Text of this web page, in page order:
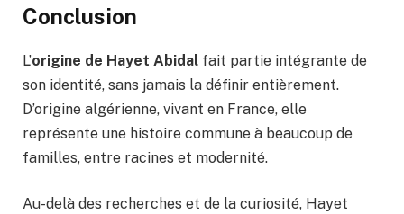
Conclusion
L’origine de Hayet Abidal fait partie intégrante de
son identité, sans jamais la définir entièrement.
D’origine algérienne, vivant en France, elle
représente une histoire commune à beaucoup de
familles, entre racines et modernité.
Au-delà des recherches et de la curiosité, Hayet